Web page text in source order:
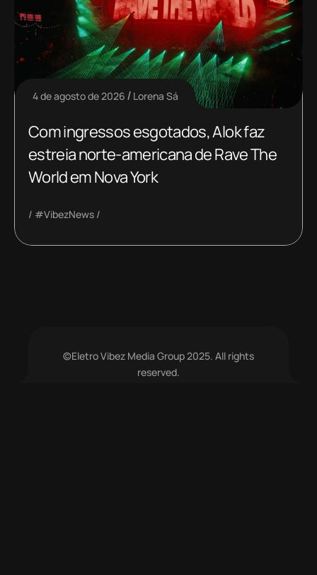
4 de agosto de 2026 Lorena Sá
Com ingressos esgotados, Alok faz
estreia norte-americana de Rave The
World em Nova York
#VibezNews
©Eletro Vibez Media Group 2025. All rights
reserved.